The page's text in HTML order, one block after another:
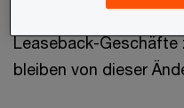
Leaseback-
bleiben von dieser